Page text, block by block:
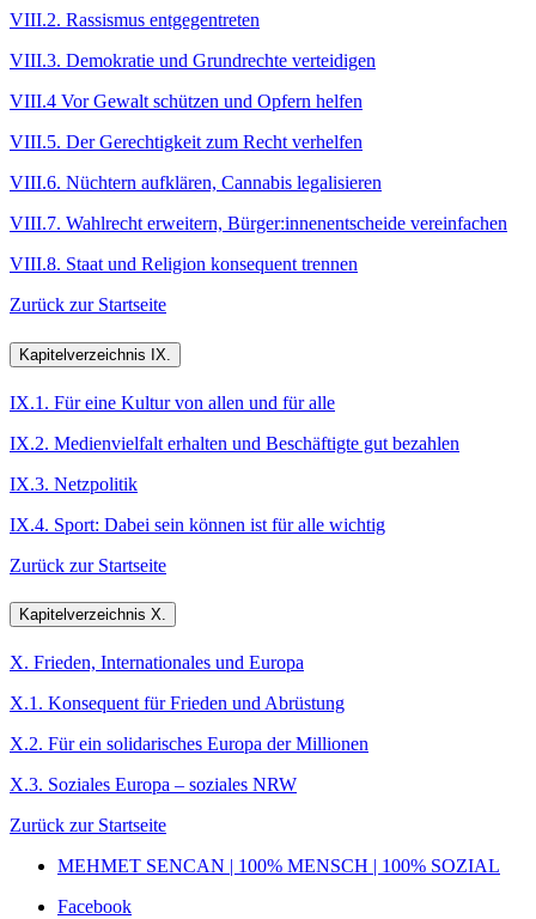
VIII.2. Rassismus entgegentreten
VIII.3. Demokratie und Grundrechte verteidigen
VIII.4 Vor Gewalt schützen und Opfern helfen
VIII.5. Der Gerechtigkeit zum Recht verhelfen
VIII.6. Nüchtern aufklären, Cannabis legalisieren
VIII.7. Wahlrecht erweitern, Bürger:innenentscheide vereinfachen
VIII.8. Staat und Religion konsequent trennen
Zurück zur Startseite
Kapitelverzeichnis IX.
IX.1. Für eine Kultur von allen und für alle
IX.2. Medienvielfalt erhalten und Beschäftigte gut bezahlen
IX.3. Netzpolitik
IX.4. Sport: Dabei sein können ist für alle wichtig
Zurück zur Startseite
Kapitelverzeichnis X.
X. Frieden, Internationales und Europa
X.1. Konsequent für Frieden und Abrüstung
X.2. Für ein solidarisches Europa der Millionen
X.3. Soziales Europa – soziales NRW
Zurück zur Startseite
MEHMET SENCAN | 100% MENSCH | 100% SOZIAL
Facebook